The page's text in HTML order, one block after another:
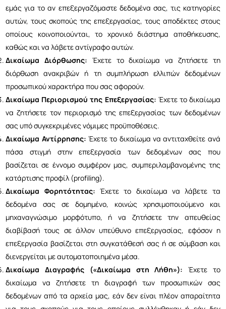
εμάς για το αν επεξεργαζόμαστε δεδομένα σας, τις κατηγορίες
αυτών, τους σκοπούς της επεξεργασίας, τους αποδέκτες στους
οποίους κοινοποιούνται, το χρονικό διάστημα αποθήκευσης,
καθώς και να λάβετε αντίγραφο αυτών.
Δικαίωμα Διόρθωσης: Έχετε το δικαίωμα να ζητήσετε τη
διόρθωση ανακριβών ή τη συμπλήρωση ελλιπών δεδομένων
προσωπικού χαρακτήρα που σας αφορούν.
Δικαίωμα Περιορισμού της Επεξεργασίας: Έχετε το δικαίωμα
να ζητήσετε τον περιορισμό της επεξεργασίας των δεδομένων
σας υπό συγκεκριμένες νόμιμες προϋποθέσεις.
Δικαίωμα Αντίρρησης: Έχετε το δικαίωμα να αντιταχθείτε ανά
πάσα στιγμή στην επεξεργασία των δεδομένων σας που
βασίζεται σε έννομο συμφέρον μας, συμπεριλαμβανομένης της
κατάρτισης προφίλ (profiling).
Δικαίωμα Φορητότητας: Έχετε το δικαίωμα να λάβετε τα
δεδομένα σας σε δομημένο, κοινώς χρησιμοποιούμενο και
μηχαναγνώσιμο μορφότυπο, ή να ζητήσετε την απευθείας
διαβίβασή τους σε άλλον υπεύθυνο επεξεργασίας, εφόσον η
επεξεργασία βασίζεται στη συγκατάθεσή σας ή σε σύμβαση και
διενεργείται με αυτοματοποιημένα μέσα.
Δικαίωμα Διαγραφής («Δικαίωμα στη Λήθη»): Έχετε το
δικαίωμα να ζητήσετε τη διαγραφή των προσωπικών σας
δεδομένων από τα αρχεία μας, εάν δεν είναι πλέον απαραίτητα